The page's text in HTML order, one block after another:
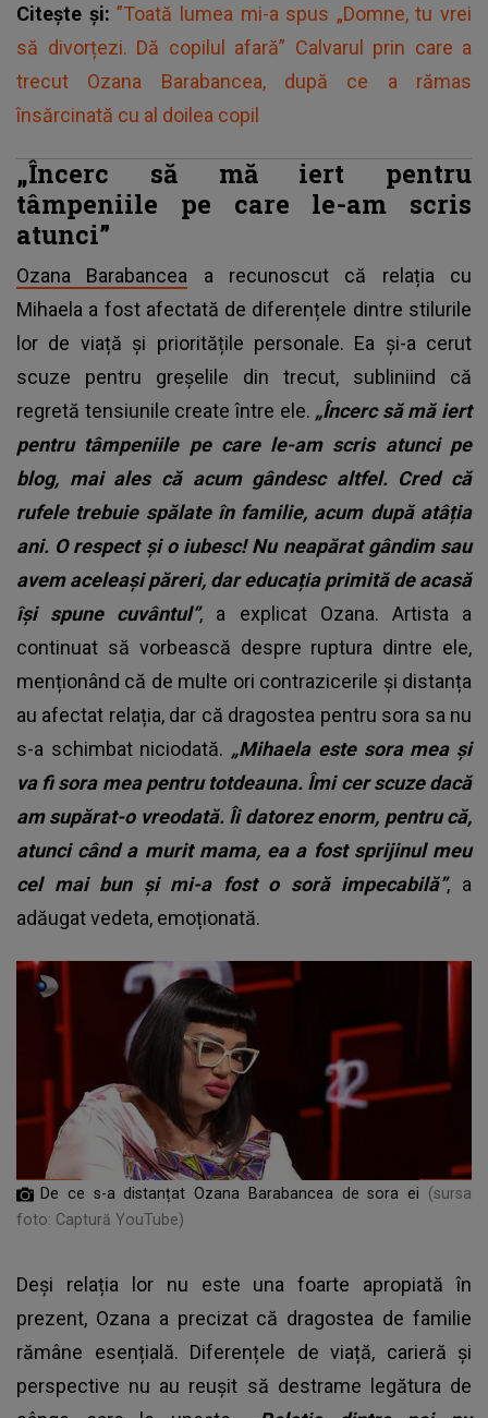
Citește și:”Toată lumea mi-a spus „Domne, tu vrei
să divorțezi. Dă copilul afară” Calvarul prin care a
trecut Ozana Barabancea, după ce a rămas
însărcinată cu al doilea copil
„Încerc să mă iert pentru
tâmpeniile pe care le-am scris
atunci”
Ozana Barabancea a recunoscut că relația cu
Mihaela a fost afectată de diferențele dintre stilurile
lor de viață și prioritățile personale. Ea și-a cerut
scuze pentru greșelile din trecut, subliniind că
regretă tensiunile create între ele. „Încerc să mă iert
pentru tâmpeniile pe care le-am scris atunci pe
blog, mai ales că acum gândesc altfel. Cred că
rufele trebuie spălate în familie, acum după atâția
ani. O respect și o iubesc! Nu neapărat gândim sau
avem aceleași păreri, dar educația primită de acasă
își spune cuvântul”, a explicat Ozana. Artista a
continuat să vorbească despre ruptura dintre ele,
menționând că de multe ori contrazicerile și distanța
au afectat relația, dar că dragostea pentru sora sa nu
s-a schimbat niciodată. „Mihaela este sora mea și
va fi sora mea pentru totdeauna. Îmi cer scuze dacă
am supărat-o vreodată. Îi datorez enorm, pentru că,
atunci când a murit mama, ea a fost sprijinul meu
cel mai bun și mi-a fost o soră impecabilă”, a
adăugat vedeta, emoționată.
De ce s-a distanțat Ozana Barabancea de sora ei
(sursa
foto: Captură YouTube)
Deși relația lor nu este una foarte apropiată în
prezent, Ozana a precizat că dragostea de familie
rămâne esențială. Diferențele de viață, carieră și
perspective nu au reușit să destrame legătura de